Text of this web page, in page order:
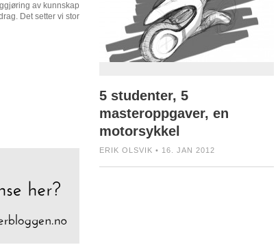
av kunnskap
Det setter vi stor
5 studenter, 5
masteroppgaver, en
motorsykkel
ERIK OLSVIK • 16. JAN 2012